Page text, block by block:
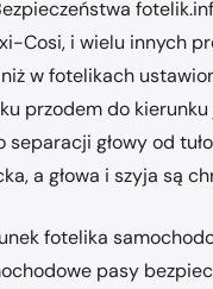
Cosi, i wielu innych
w fotelikach
przodem do
głowy od
a głowa i szyja są
fotelika
pasy